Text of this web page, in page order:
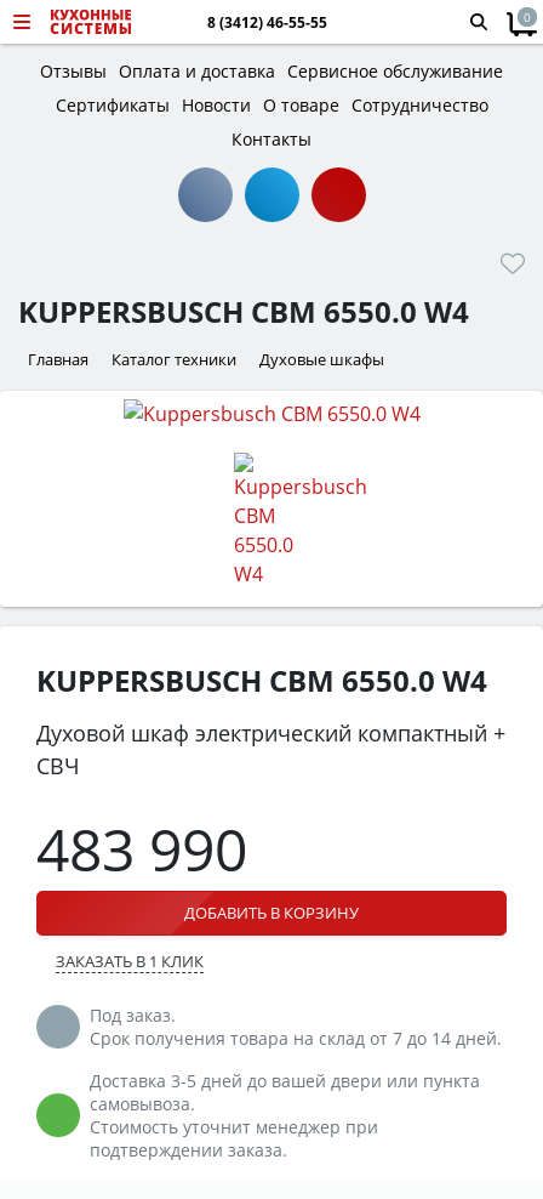
8 (3412) 46-55-55 0
Отзывы Оплата и доставка Сервисное обслуживание
Сертификаты
Новости О товаре Сотрудничество
Контакты
KUPPERSBUSCH CBM 6550.0 W4
Главная Каталог техники Духовые шкафы
KUPPERSBUSCH CBM 6550.0 W4
Духовой шкаф электрический компактный +
СВЧ
483 990
ДОБАВИТЬ В КОРЗИНУ
ЗАКАЗАТЬ В 1 КЛИК
Под заказ.
Срок получения товара на склад от 7 до 14 дней.
Доставка 3-5 дней до вашей двери или пункта
самовывоза.
Стоимость уточнит менеджер при
подтверждении заказа.